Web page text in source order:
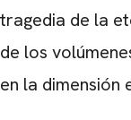
tragedia de la
de los
en la dimensión